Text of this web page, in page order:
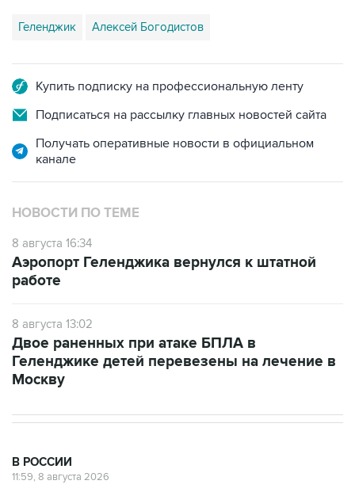
Геленджик Алексей Богодистов
Купить подписку на профессиональную ленту
Подписаться на рассылку главных новостей сайта
Получать оперативные новости в официальном
канале
НОВОСТИ ПО ТЕМЕ
8 августа 16:34
Аэропорт Геленджика вернулся к штатной
работе
8 августа 13:02
Двое раненных при атаке БПЛА в
Геленджике детей перевезены на лечение в
Москву
В РОССИИ
11:59, 8 августа 2026